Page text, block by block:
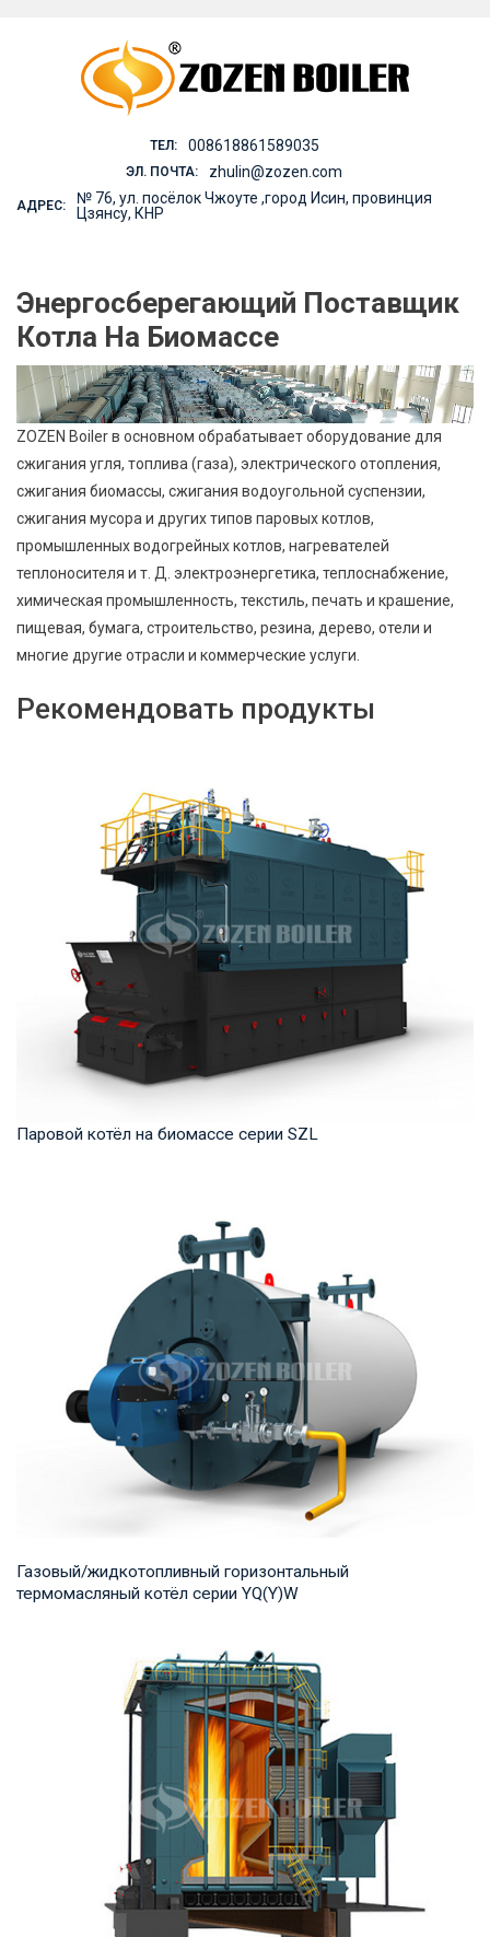
ТЕЛ: 008618861589035
ЭЛ. ПОЧТА: zhulin@zozen.com
АДРЕС:
№ 76, ул. посёлок Чжоуте ,город Исин, провинция
Цзянсу, КНР
Энергосберегающий Поставщик
Котла На Биомассе
ZOZEN Boiler в основном обрабатывает оборудование для
сжигания угля, топлива (газа), электрического отопления,
сжигания биомассы, сжигания водоугольной суспензии,
сжигания мусора и других типов паровых котлов,
промышленных водогрейных котлов, нагревателей
теплоносителя и т. Д. электроэнергетика, теплоснабжение,
химическая промышленность, текстиль, печать и крашение,
пищевая, бумага, строительство, резина, дерево, отели и
многие другие отрасли и коммерческие услуги.
Рекомендовать продукты
Паровой котёл на биомассе серии SZL
продукта: 4-35 т/ч Температура на выходе: ...
Газовый/жидкотопливный горизонтальный
термомасляный котёл серии YQ(Y)W
мощность продукта: 700-14,000 кВт Температур...